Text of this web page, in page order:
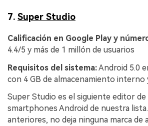
7. Super Studio
Calificación en Google Play y
4.4/5 y más de 1 millón de usuarios
Requisitos del sistema:Android 5.0
con 4 GB de almacenamiento interno
Super Studio es el siguiente editor de
smartphones Android de nuestra
anteriores, no deja ninguna marca de